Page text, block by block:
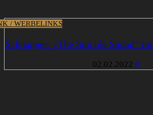
/ WERBELINKS
Schnapper: „The Suicide Squad“
02.02.2022 0